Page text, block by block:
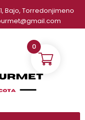
Bajo, Torredonjimeno
0